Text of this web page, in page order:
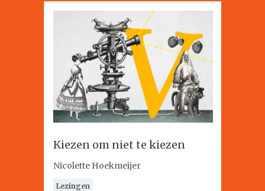
Kiezen om niet te kiezen
Nicolette Hoekmeijer
Lezingen